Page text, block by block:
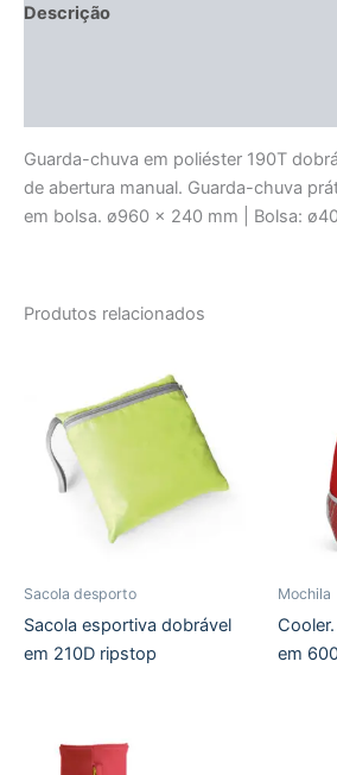
Descrição
Guarda-chuva em poliéster 190T
de abertura manual. Guarda-chuva
em bolsa. ø960 x 240 mm | Bolsa:
Produtos relacionados
Sacola desporto
Sacola esportiva dobrável
em 210D ripstop
Mochila
em